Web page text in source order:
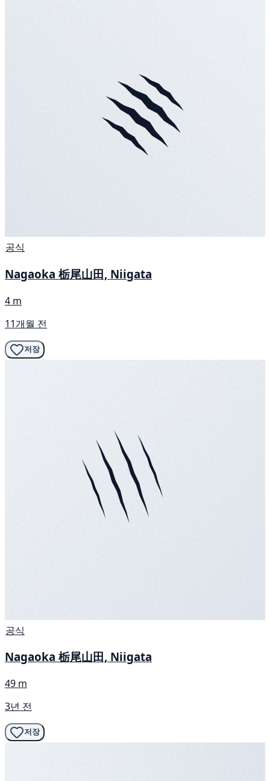
공식
Nagaoka 栃尾山田, Niigata
4 m
11개월 전
저장
공식
Nagaoka 栃尾山田, Niigata
49 m
3년 전
저장